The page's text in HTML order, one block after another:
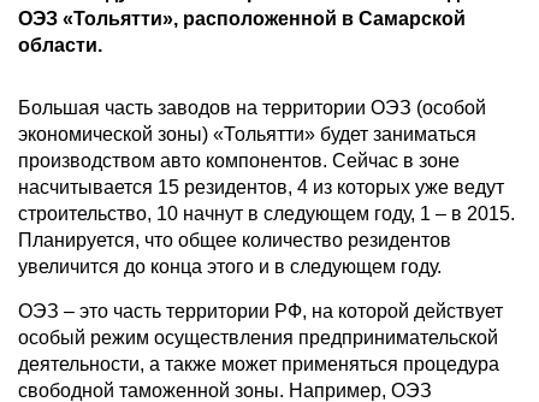
ОЭЗ «Тольятти», расположенной в Самарской
области.
Большая часть заводов на территории ОЭЗ (особой
экономической зоны) «Тольятти» будет заниматься
производством авто компонентов. Сейчас в зоне
насчитывается 15 резидентов, 4 из которых уже ведут
строительство, 10 начнут в следующем году, 1 – в 2015.
Планируется, что общее количество резидентов
увеличится до конца этого и в следующем году.
ОЭЗ – это часть территории РФ, на которой действует
особый режим осуществления предпринимательской
деятельности, а также может применяться процедура
свободной таможенной зоны. Например, ОЭЗ